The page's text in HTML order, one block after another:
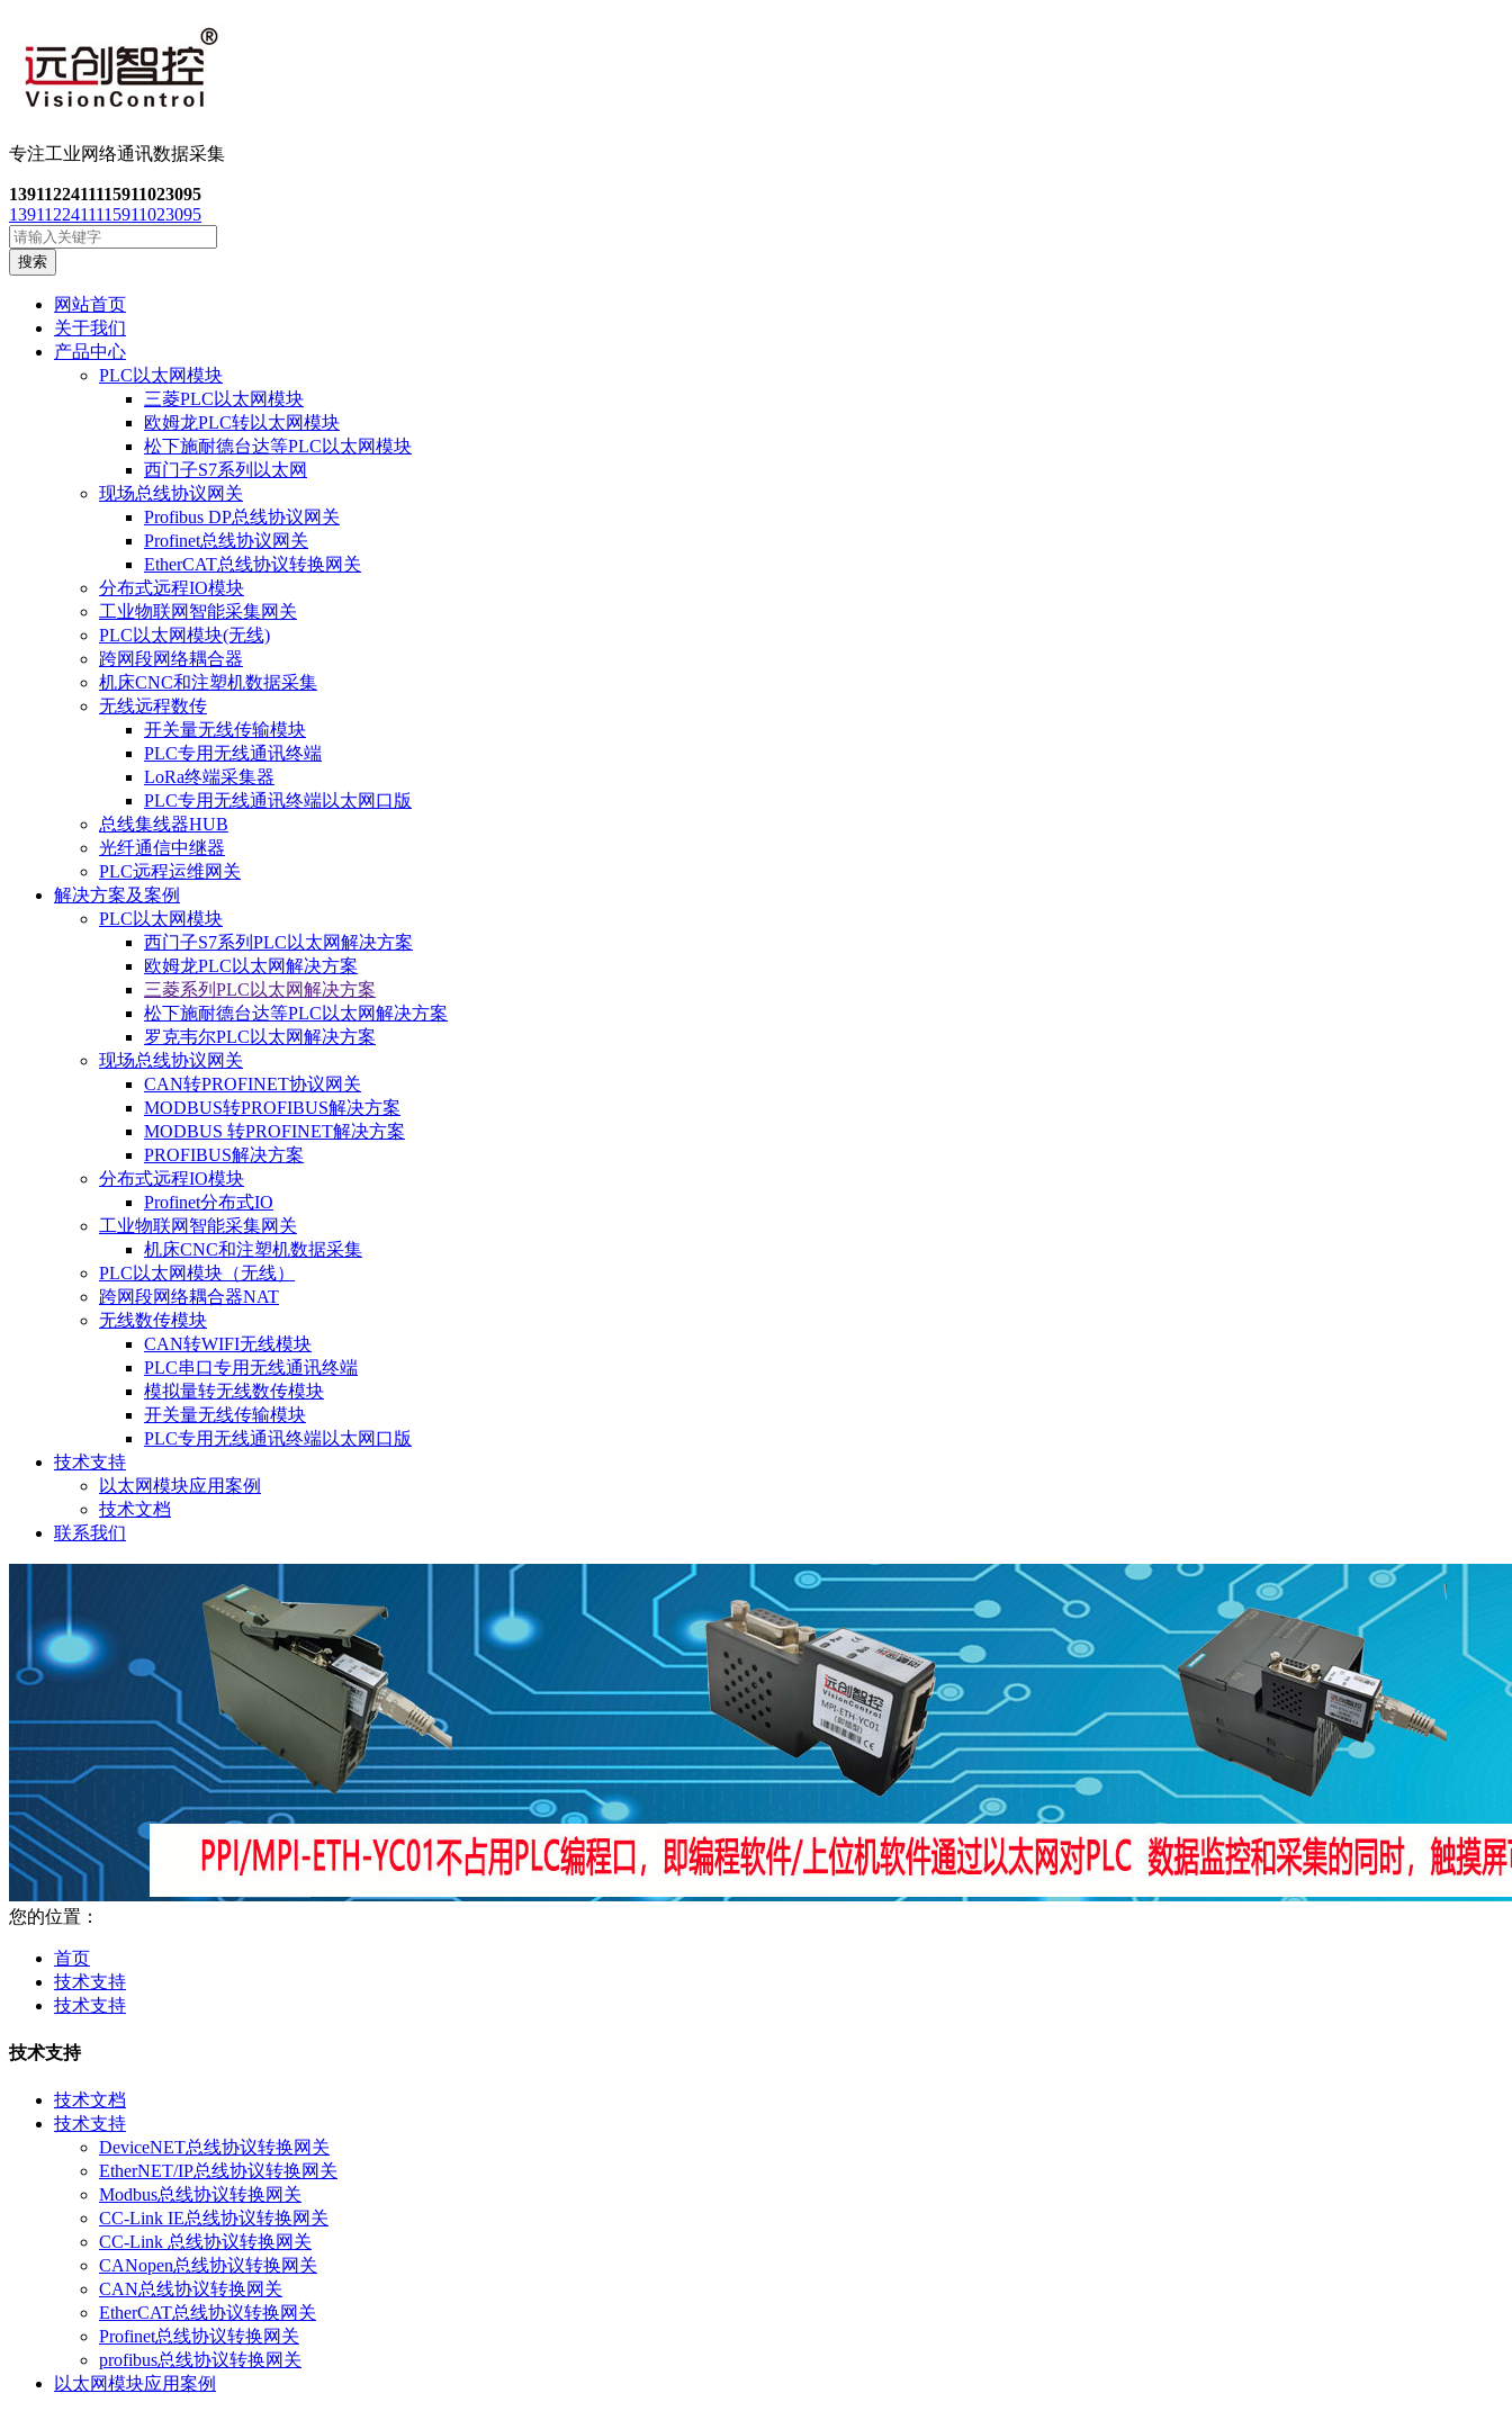
专注工业网络通讯数据采集
1391122411115911023095
1391122411115911023095
搜索
网站首页
关于我们
产品中心
PLC以太网模块
三菱PLC以太网模块
欧姆龙PLC转以太网模块
松下施耐德台达等PLC以太网模块
西门子S7系列以太网
现场总线协议网关
Profibus DP总线协议网关
Profinet总线协议网关
EtherCAT总线协议转换网关
分布式远程IO模块
工业物联网智能采集网关
PLC以太网模块(无线)
跨网段网络耦合器
机床CNC和注塑机数据采集
无线远程数传
开关量无线传输模块
PLC专用无线通讯终端
LoRa终端采集器
PLC专用无线通讯终端以太网口版
总线集线器HUB
光纤通信中继器
PLC远程运维网关
解决方案及案例
PLC以太网模块
西门子S7系列PLC以太网解决方案
欧姆龙PLC以太网解决方案
三菱系列PLC以太网解决方案
松下施耐德台达等PLC以太网解决方案
罗克韦尔PLC以太网解决方案
现场总线协议网关
CAN转PROFINET协议网关
MODBUS转PROFIBUS解决方案
MODBUS 转PROFINET解决方案
PROFIBUS解决方案
分布式远程IO模块
Profinet分布式IO
工业物联网智能采集网关
机床CNC和注塑机数据采集
PLC以太网模块（无线）
跨网段网络耦合器NAT
无线数传模块
CAN转WIFI无线模块
PLC串口专用无线通讯终端
模拟量转无线数传模块
开关量无线传输模块
PLC专用无线通讯终端以太网口版
技术支持
以太网模块应用案例
技术文档
联系我们
您的位置：
首页
技术支持
技术支持
技术支持
技术文档
技术支持
DeviceNET总线协议转换网关
EtherNET/IP总线协议转换网关
Modbus总线协议转换网关
CC-Link IE总线协议转换网关
CC-Link 总线协议转换网关
CANopen总线协议转换网关
CAN总线协议转换网关
EtherCAT总线协议转换网关
Profinet总线协议转换网关
profibus总线协议转换网关
以太网模块应用案例